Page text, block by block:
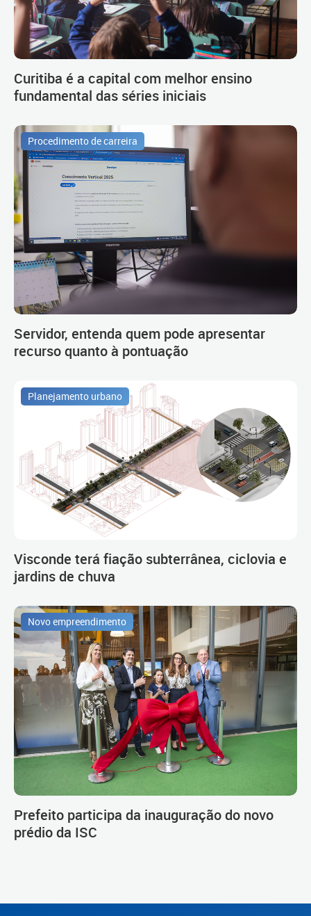
Curitiba é a capital com melhor ensino
fundamental das séries iniciais
Procedimento de carreira
Servidor, entenda quem pode apresentar
recurso quanto à pontuação
Planejamento urbano
Visconde terá fiação subterrânea, ciclovia e
jardins de chuva
Novo empreendimento
Prefeito participa da inauguração do novo
prédio da ISC